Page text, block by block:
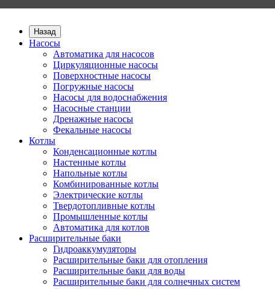
Назад
Насосы
Автоматика для насосов
Циркуляционные насосы
Поверхностные насосы
Погружные насосы
Насосы для водоснабжения
Насосные станции
Дренажные насосы
Фекальные насосы
Котлы
Конденсационные котлы
Настенные котлы
Напольные котлы
Комбинированные котлы
Электрические котлы
Твердотопливные котлы
Промышленные котлы
Автоматика для котлов
Расширительные баки
Гидроаккумуляторы
Расширительные баки для отопления
Расширительные баки для воды
Расширительные баки для солнечных систем